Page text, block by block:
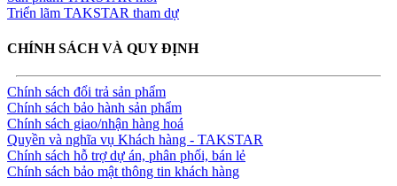
Triển lãm TAKSTAR tham dự
CHÍNH SÁCH VÀ QUY ĐỊNH
Chính sách đổi trả sản phẩm
Chính sách bảo hành sản phẩm
Chính sách giao/nhận hàng hoá
Quyền và nghĩa vụ Khách hàng - TAKSTAR
Chính sách hỗ trợ dự án, phân phối, bán lẻ
Chính sách bảo mật thông tin khách hàng